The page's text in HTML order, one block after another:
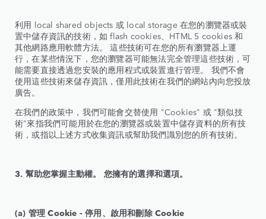
利用 local shared objects 或 local storage 在您的瀏覽器或裝
置中儲存資訊的技術，如 flash cookies、HTML 5 cookies 和
其他網路應用軟體方法。 這些技術可在您的所有瀏覽器上運
行，在某些情況下，您的瀏覽器可能無法完全管理這些技術，可
能需要直接透過您安裝的應用程式或裝置進行管理。 我們不會
使用這些技術來儲存資訊，僅用此技術在我們的網站內向您投放
廣告。
在我們的政策中，我們可能會交替使用 "Cookies" 或 "類似技
術"來指我們可能用於在您的瀏覽器或裝置中儲存資料的所有技
術，或指以上述方式收集資訊或幫助我們識別您的所有技術。
3. 幫助您掌握主動權。 您擁有的選擇和選項。
(a) 管理 Cookie - 停用、啟用和刪除 Cookie